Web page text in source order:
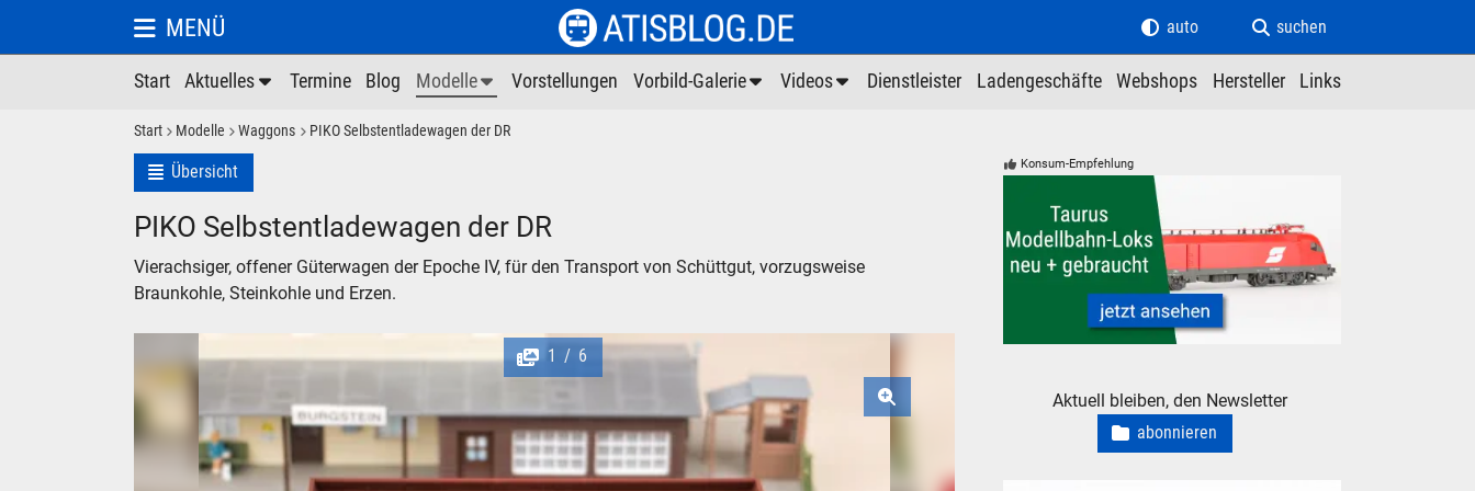
Start Aktuelles Termine Blog Modelle Vorstellungen Vorbild-Galerie Videos Dienstleister Ladengeschäfte Webshops Hersteller Links
MENÜ suchen
auto
Start Modelle Waggons PIKO Selbstentladewagen der DR
Übersicht
PIKO Selbstentladewagen der DR
Vierachsiger, offener Güterwagen der Epoche IV, für den Transport von Schüttgut, vorzugsweise
Braunkohle, Steinkohle und Erzen.
1 / 6
Konsum-Empfehlung
Aktuell bleiben, den Newsletter
abonnieren